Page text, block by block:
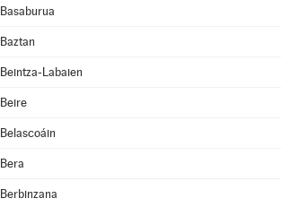
Basaburua
Baztan
Beintza-Labaien
Beire
Belascoáin
Bera
Berbinzana